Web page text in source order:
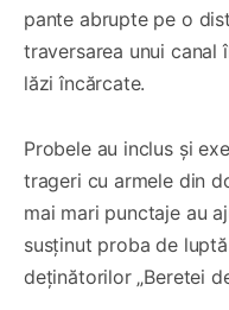
pante abrupte pe o
traversarea unui canal
lăzi încărcate.
Probele au inclus și
trageri cu armele din
mai mari punctaje au
susținut proba de
deținătorilor „Beretei